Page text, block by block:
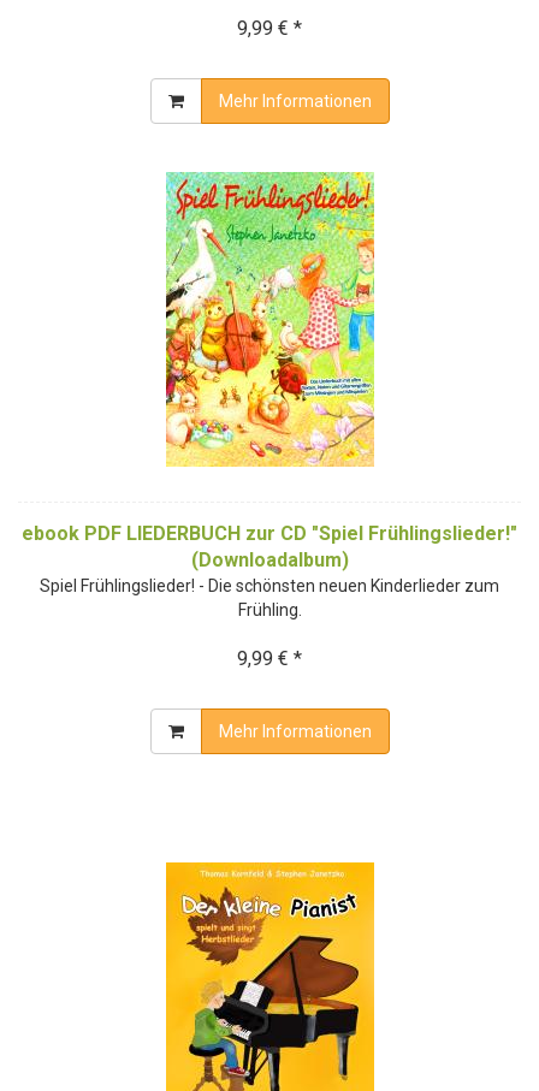
9,99 € *
Mehr Informationen
ebook PDF LIEDERBUCH zur CD "Spiel Frühlingslieder!"
(Downloadalbum)
Spiel Frühlingslieder! - Die schönsten neuen Kinderlieder zum
Frühling.
9,99 € *
Mehr Informationen